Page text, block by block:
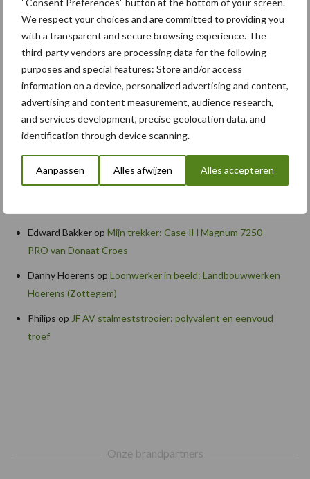
We respect your choices and are committed to providing you
with a transparent and secure browsing experience. The
third-party vendors are processing data for the following
purposes and special features: Store and/or access
information on a device, personalized advertising and content,
advertising and content measurement, audience research,
and services development, precise geolocation data, and
identification through device scanning.
Aanpassen Alles afwijzen Alles accepteren
Caterpillar breidt gamma elektrische bulldozers uit
Komatsu HM460-6 knikdumper legt lat opnieuw hoger
Nieuwe compacte gedragen pootcombinatie van AVR
Recente reacties
herfst
Bart PersoonopFendt kondigt nieuwe trekker aan deze
Edward Bakkerop Mijn trekker: Case IH Magnum 7250
PRO van Donaat Croes
Danny Hoerens op Loonwerker in beeld: Landbouwwerken
Hoerens (Zottegem)
Philips op JF AV stalmeststrooier: polyvalent en eenvoud
troef
Onze brandpartners